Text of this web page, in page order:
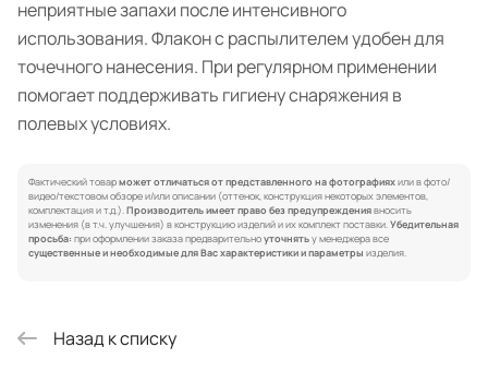
неприятные запахи после интенсивного
использования. Флакон с распылителем удобен для
точечного нанесения. При регулярном применении
помогает поддерживать гигиену снаряжения в
полевых условиях.
Фактический товарможет отличаться от представленного на фотографияхили в фото/
видео/текстовом обзоре и/или описании (оттенок, конструкция некоторых элементов,
комплектация и т.д.).Производитель имеет право без предупреждениявносить
изменения (в т.ч. улучшения) в конструкцию изделий и их комплект поставки.Убедительная
просьба: при оформлении заказа предварительноуточнятьу менеджера все
существенные и необходимые для Вас характеристики и параметры изделия.
Назад к списку